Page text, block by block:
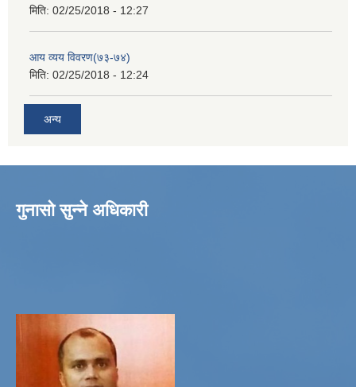
मिति: 02/25/2018 - 12:27
आय व्यय विवरण(७३-७४)
मिति: 02/25/2018 - 12:24
अन्य
गुनासो सुन्ने अधिकारी